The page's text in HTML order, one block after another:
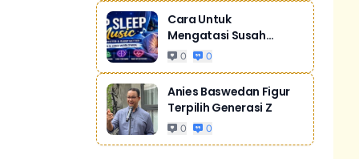
Cara Untuk
Mengatasi Susah
Tidur Akibat Stres
0 0
Anies Baswedan Figur
Terpilih Generasi Z
0 0